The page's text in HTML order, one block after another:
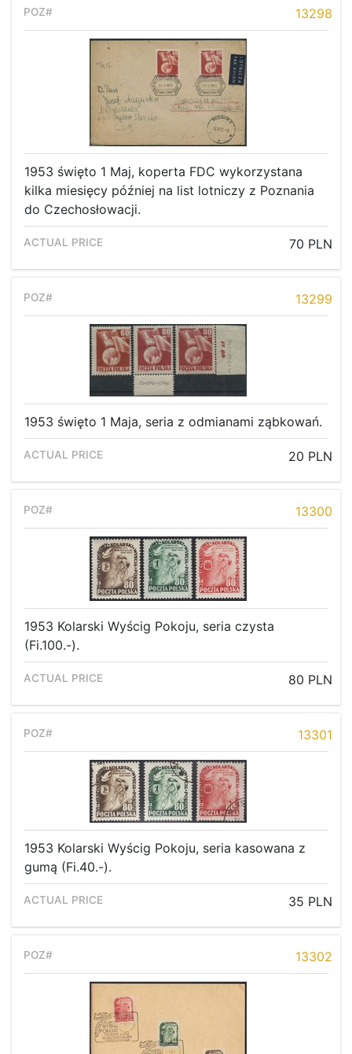
13298
1953 święto 1 Maj, koperta FDC wykorzystana
kilka miesięcy później na list lotniczy z Poznania
do Czechosłowacji.
70 PLN
13299
1953 święto 1 Maja, seria z odmianami ząbkowań.
20 PLN
13300
1953 Kolarski Wyścig Pokoju, seria czysta
(Fi.100.-).
80 PLN
13301
1953 Kolarski Wyścig Pokoju, seria kasowana z
gumą (Fi.40.-).
35 PLN
13302